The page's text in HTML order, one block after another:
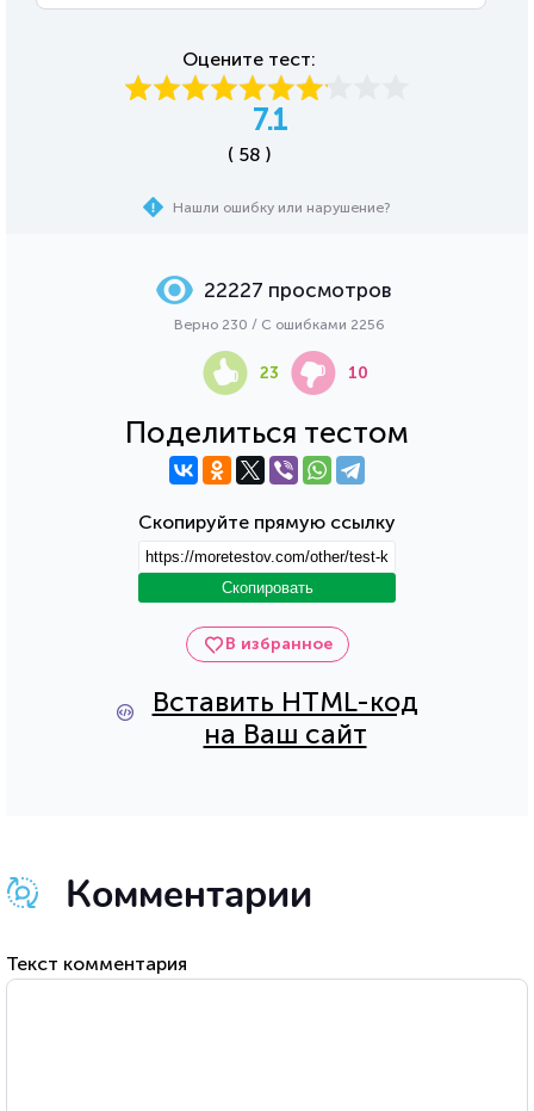
Оцените тест:
7.1
( 58 )
Нашли ошибку или нарушение?
В избранное
Вставить HTML-код
на Ваш сайт
Поделиться тестом
Скопируйте прямую ссылку
Скопировать
22227 просмотров
Верно 230 / С ошибками 2256
23 10
Комментарии
Текст комментария